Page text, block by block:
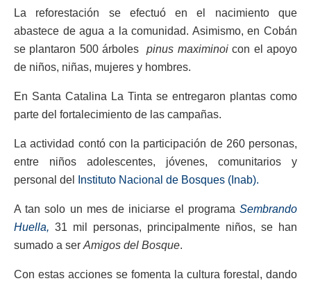
La reforestación se efectuó en el nacimiento que
abastece de agua a la comunidad. Asimismo, en Cobán
se plantaron 500 árbolespinus maximinoicon el apoyo
de niños, niñas, mujeres y hombres.
En Santa Catalina La Tinta se entregaron plantas como
parte del fortalecimiento de las campañas.
La actividad contó con la participación de 260 personas,
entre niños adolescentes, jóvenes, comunitarios y
personal del
Instituto Nacional de Bosques (Inab).
A tan solo un mes de iniciarse el programa Sembrando
Huella, 3️1 mil personas, principalmente niños, se han
sumado a ser Amigos del Bosque.
Con estas acciones se fomenta la cultura forestal, dando